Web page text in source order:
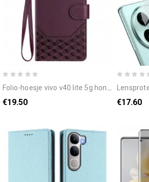
folio-hoesje vivo v40 lite 5g honingraatpatroon en bandje
€19.50
lensprotector
€17.60